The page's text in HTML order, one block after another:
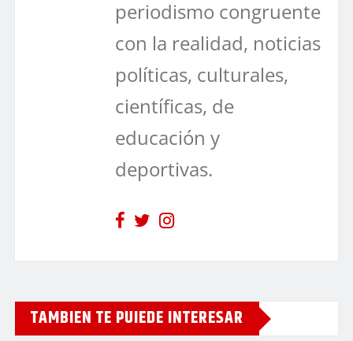
periodismo congruente
con la realidad, noticias
políticas, culturales,
científicas, de
educación y
deportivas.
TAMBIEN TE PUIEDE INTERESAR